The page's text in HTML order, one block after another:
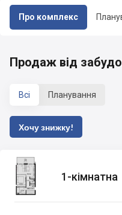
Про комплекс
Продаж від
Всі Планування
Хочу знижку!
1-кімнатна